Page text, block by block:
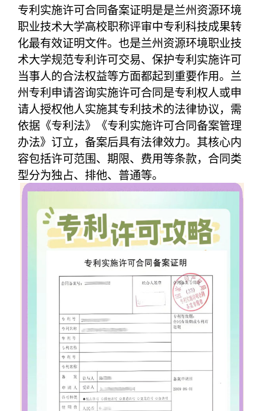
专利实施许可合同备案证明是是兰州资源环境
职业技术大学高校职称评审中专利科技成果转
化最有效证明文件。也是兰州资源环境职业技
术大学规范专利许可交易、保护专利实施许可
当事人的合法权益等方面都起到重要作用。兰
州专利申请咨询实施许可合同是专利权人或申
请人授权他人实施其专利技术的法律协议，需
依据《专利法》《专利实施许可合同备案管理
办法》订立，备案后具有法律效力。其核心内
容包括许可范围、期限、费用等条款，合同类
型分为独占、排他、普通等。